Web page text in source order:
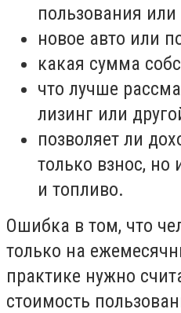
пользования
новое авто или
какая сумма
что лучше
лизинг или
позволяет ли
только взнос, но
и топливо.
Ошибка в том, что
только на
практике нужно
стоимость